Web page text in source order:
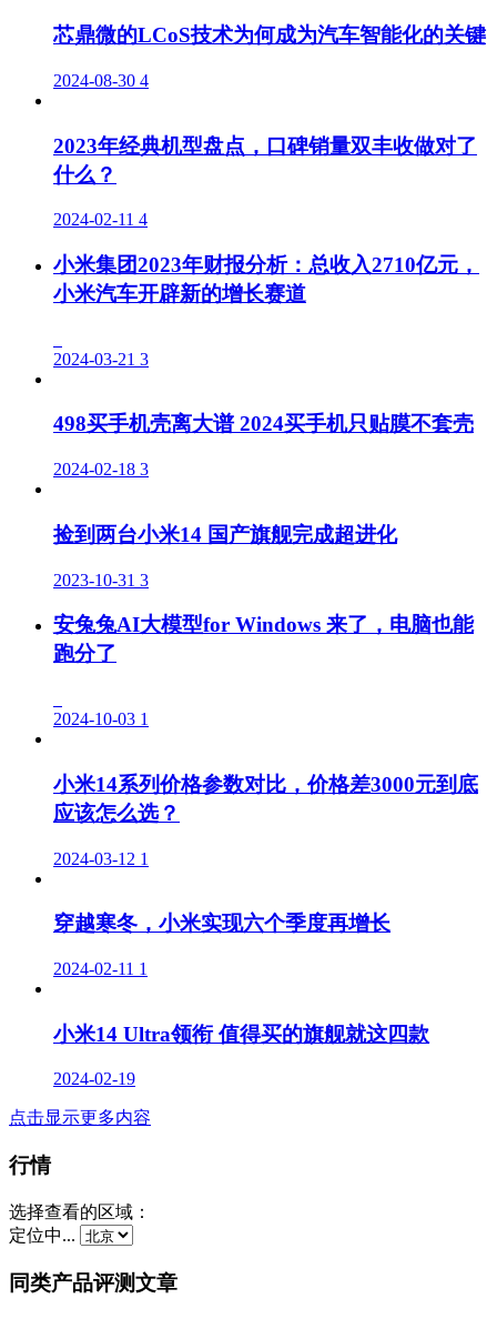
芯鼎微的LCoS技术为何成为汽车智能化的关键
2024-08-30 4
2023年经典机型盘点，口碑销量双丰收做对了
什么？
2024-02-11 4
小米集团2023年财报分析：总收入2710亿元，
小米汽车开辟新的增长赛道
2024-03-21 3
498买手机壳离大谱 2024买手机只贴膜不套壳
2024-02-18 3
捡到两台小米14 国产旗舰完成超进化
2023-10-31 3
安兔兔AI大模型for Windows 来了，电脑也能
跑分了
2024-10-03 1
小米14系列价格参数对比，价格差3000元到底
应该怎么选？
2024-03-12 1
穿越寒冬，小米实现六个季度再增长
2024-02-11 1
小米14 Ultra领衔 值得买的旗舰就这四款
2024-02-19
点击显示更多内容
行情
选择查看的区域：
定位中...
同类产品评测文章